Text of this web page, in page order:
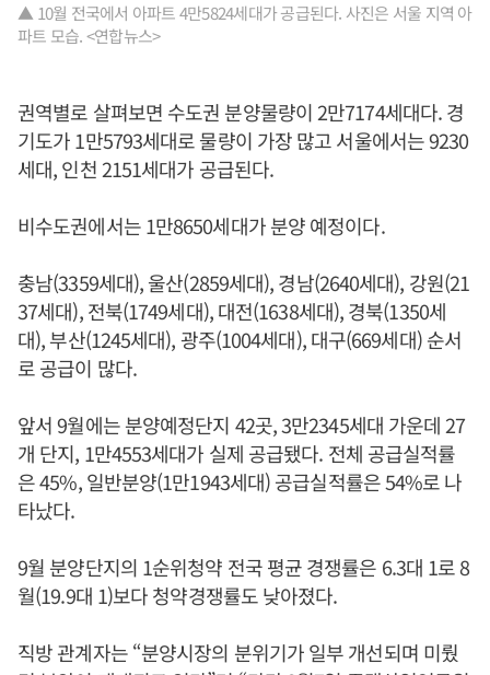
▲ 10월 전국에서 아파트 4만5824세대가 공급된다. 사진은 서울 지역 아
파트 모습. <연합뉴스>
권역별로 살펴보면 수도권 분양물량이 2만7174세대다. 경
기도가 1만5793세대로 물량이 가장 많고 서울에서는 9230
세대, 인천 2151세대가 공급된다.
비수도권에서는 1만8650세대가 분양 예정이다.
충남(3359세대), 울산(2859세대), 경남(2640세대), 강원(21
37세대), 전북(1749세대), 대전(1638세대), 경북(1350세
대), 부산(1245세대), 광주(1004세대), 대구(669세대) 순서
로 공급이 많다.
앞서 9월에는 분양예정단지 42곳, 3만2345세대 가운데 27
개 단지, 1만4553세대가 실제 공급됐다. 전체 공급실적률
은 45%, 일반분양(1만1943세대) 공급실적률은 54%로 나
타났다.
9월 분양단지의 1순위청약 전국 평균 경쟁률은 6.3대 1로 8
월(19.9대 1)보다 청약경쟁률도 낮아졌다.
직방 관계자는 “분양시장의 분위기가 일부 개선되며 미뤘